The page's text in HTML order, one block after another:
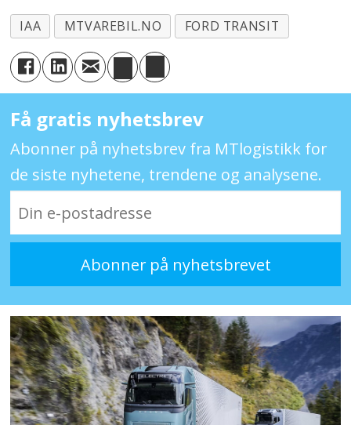
IAA MTVAREBIL.NO FORD TRANSIT
Få gratis nyhetsbrev
Abonner på nyhetsbrev fra MTlogistikk for
de siste nyhetene, trendene og analysene.